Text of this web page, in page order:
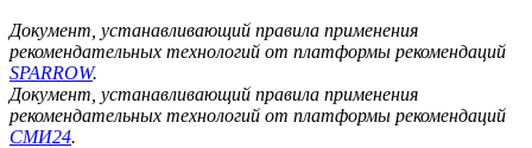
Документ, устанавливающий правила применения
рекомендательных технологий от платформы рекомендаций
SPARROW.
Документ, устанавливающий правила применения
рекомендательных технологий от платформы рекомендаций
СМИ24.